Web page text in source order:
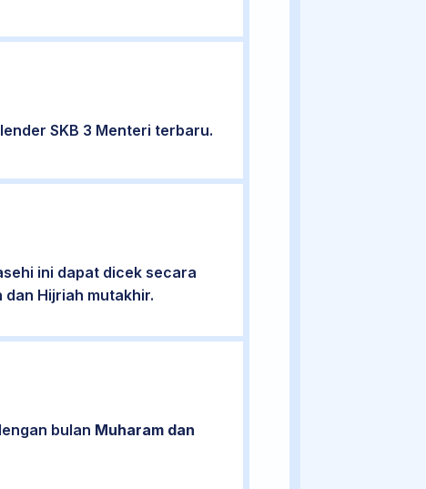
SKB 3 Menteri terbaru.
ini dapat dicek secara
Hijriah mutakhir.
bulan Muharam dan